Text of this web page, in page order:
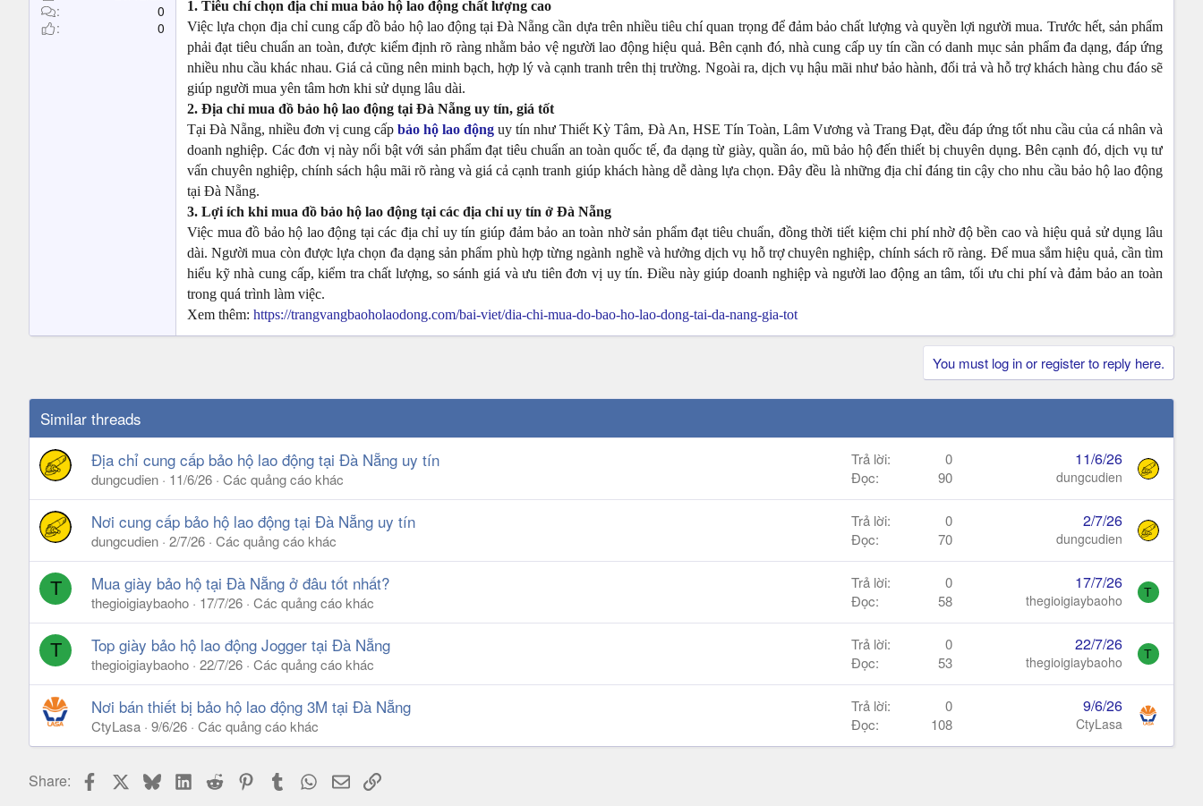
t
e
0
0
1. Tiêu chí chọn địa chỉ mua bảo hộ lao động chất lượng cao
Việc lựa chọn địa chỉ cung cấp đồ bảo hộ lao động tại Đà Nẵng cần dựa trên nhiều tiêu chí quan trọng để đảm bảo chất lượng và quyền lợi người mua. Trước hết, sản phẩm
phải đạt tiêu chuẩn an toàn, được kiểm định rõ ràng nhằm bảo vệ người lao động hiệu quả. Bên cạnh đó, nhà cung cấp uy tín cần có danh mục sản phẩm đa dạng, đáp ứng
nhiều nhu cầu khác nhau. Giá cả cũng nên minh bạch, hợp lý và cạnh tranh trên thị trường. Ngoài ra, dịch vụ hậu mãi như bảo hành, đổi trả và hỗ trợ khách hàng chu đáo sẽ
giúp người mua yên tâm hơn khi sử dụng lâu dài.
2. Địa chỉ mua đồ bảo hộ lao động tại Đà Nẵng uy tín, giá tốt
Tại Đà Nẵng, nhiều đơn vị cung cấpbảo hộ lao động uy tín như Thiết Kỳ Tâm, Đà An, HSE Tín Toàn, Lâm Vương và Trang Đạt, đều đáp ứng tốt nhu cầu của cá nhân và
doanh nghiệp. Các đơn vị này nổi bật với sản phẩm đạt tiêu chuẩn an toàn quốc tế, đa dạng từ giày, quần áo, mũ bảo hộ đến thiết bị chuyên dụng. Bên cạnh đó, dịch vụ tư
vấn chuyên nghiệp, chính sách hậu mãi rõ ràng và giá cả cạnh tranh giúp khách hàng dễ dàng lựa chọn. Đây đều là những địa chỉ đáng tin cậy cho nhu cầu bảo hộ lao động
tại Đà Nẵng.
3. Lợi ích khi mua đồ bảo hộ lao động tại các địa chỉ uy tín ở Đà Nẵng
Việc mua đồ bảo hộ lao động tại các địa chỉ uy tín giúp đảm bảo an toàn nhờ sản phẩm đạt tiêu chuẩn, đồng thời tiết kiệm chi phí nhờ độ bền cao và hiệu quả sử dụng lâu
dài. Người mua còn được lựa chọn đa dạng sản phẩm phù hợp từng ngành nghề và hưởng dịch vụ hỗ trợ chuyên nghiệp, chính sách rõ ràng. Để mua sắm hiệu quả, cần tìm
hiểu kỹ nhà cung cấp, kiểm tra chất lượng, so sánh giá và ưu tiên đơn vị uy tín. Điều này giúp doanh nghiệp và người lao động an tâm, tối ưu chi phí và đảm bảo an toàn
trong quá trình làm việc.
Xem thêm: https://trangvangbaoholaodong.com/bai-viet/dia-chi-mua-do-bao-ho-lao-dong-tai-da-nang-gia-tot
You must log in or register to reply here.
Similar threads
Địa chỉ cung cấp bảo hộ lao động tại Đà Nẵng uy tín
dungcudien 11/6/26 Các quảng cáo khác
Trả lời
0
Đọc
90
11/6/26
dungcudien
Nơi cung cấp bảo hộ lao động tại Đà Nẵng uy tín
dungcudien 2/7/26 Các quảng cáo khác
Trả lời
0
Đọc
70
2/7/26
dungcudien
T Mua giày bảo hộ tại Đà Nẵng ở đâu tốt nhất?
thegioigiaybaoho 17/7/26 Các quảng cáo khác
Trả lời
0
Đọc
58
17/7/26
thegioigiaybaoho T
T Top giày bảo hộ lao động Jogger tại Đà Nẵng
thegioigiaybaoho 22/7/26 Các quảng cáo khác
Trả lời
0
Đọc
53
22/7/26
thegioigiaybaoho T
Nơi bán thiết bị bảo hộ lao động 3M tại Đà Nẵng
CtyLasa 9/6/26 Các quảng cáo khác
Trả lời
0
Đọc
108
9/6/26
CtyLasa
Share: FacebookBlueskyLinkedIn
Reddit Pinterest
Tumblr WhatsApp
EmailLink